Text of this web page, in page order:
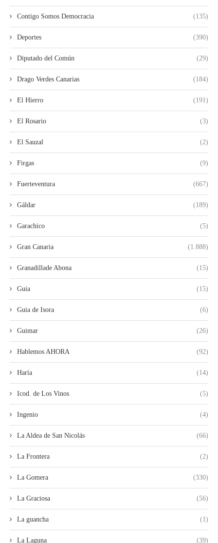
Contigo Somos Democracia (135)
Deportes (390)
Diputado del Común (29)
Drago Verdes Canarias (184)
El Hierro (191)
El Rosario (3)
El Sauzal (2)
Firgas (9)
Fuerteventura (667)
Gáldar (189)
Garachico (5)
Gran Canaria (1.888)
Granadillade Abona (15)
Guia (15)
Guia de Isora (6)
Guimar (26)
Hablemos AHORA (92)
Haría (14)
Icod. de Los Vinos (5)
Ingenio (4)
La Aldea de San Nicolás (66)
La Frontera (2)
La Gomera (330)
La Graciosa (56)
La guancha (1)
La Laguna (39)